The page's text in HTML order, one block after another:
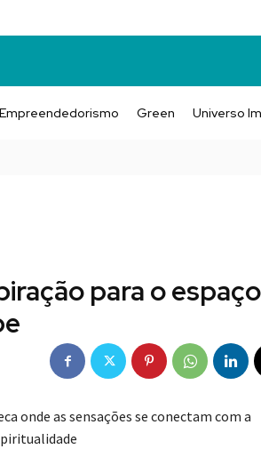
Empreendedorismo Green Universo
para o espaço
onde as sensações se conectam com a